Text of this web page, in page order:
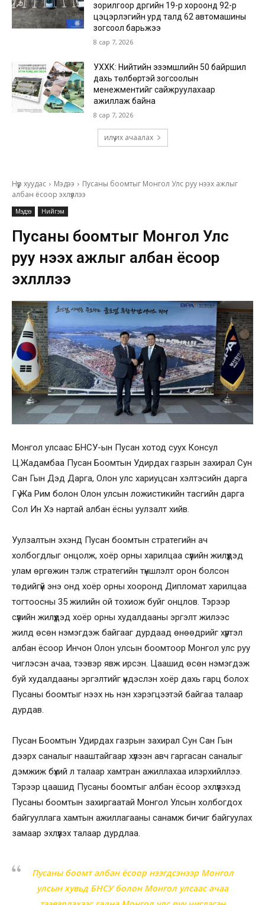
зорилгоор дүүргийн 19-р хороонд 92-р
цэцэрлэгийн урд талд 62 автомашины
зогсоол барьжээ
8 сар 7, 2026
УХХК: Нийтийн эзэмшлийн 50 байршил
дахь төлбөртэй зогсоолын
менежментийг сайжруулахаар
ажиллаж байна
8 сар 7, 2026
илүү их ачаалах